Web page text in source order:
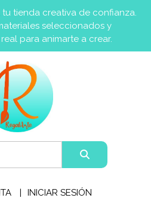
tu tienda creativa de confianza.
seleccionados y
para animarte a crear.
INICIAR SESIÓN